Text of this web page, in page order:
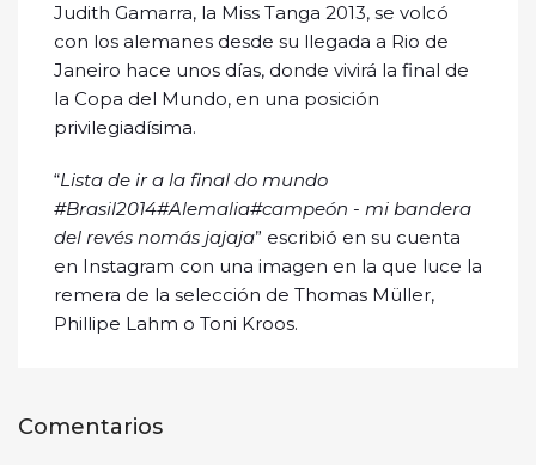
Judith Gamarra, la Miss Tanga 2013, se volcó
con los alemanes desde su llegada a Rio de
Janeiro hace unos días, donde vivirá la final de
la Copa del Mundo, en una posición
privilegiadísima.
“Lista de ir a la final do mundo
#Brasil2014#Alemalia#campeón - mi bandera
del revés nomás jajaja” escribió en su cuenta
en Instagram con una imagen en la que luce la
remera de la selección de Thomas Müller,
Phillipe Lahm o Toni Kroos.
Comentarios